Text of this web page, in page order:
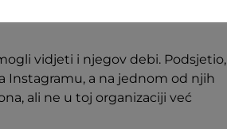
vidjeti i njegov debi. Podsjetio,
Instagramu, a na jednom od njih
ali ne u toj organizaciji već